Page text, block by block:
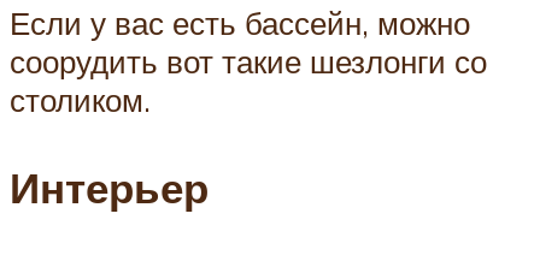
Если у вас есть бассейн, можно
соорудить вот такие шезлонги со
столиком.
Интерьер